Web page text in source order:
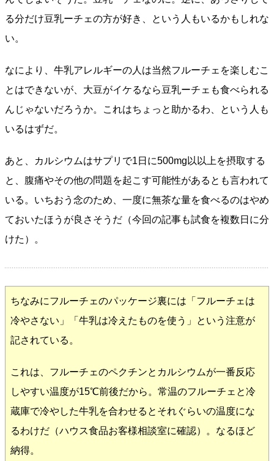
る分だけ豆乳ーチェの方が好き、という人もいるかもしれな
い。
なにより、牛乳アレルギーの人は当然フルーチェを楽しむこ
とはできないが、大豆がイケるなら豆乳ーチェも食べられる
んじゃないだろうか。これはちょっと助かるわ、という人も
いるはずだ。
あと、カルシウムはサプリで1日に500mg以以上を摂取する
と、腹痛やその他の問題を起こす可能性があるとも言われて
いる。いちおう念のため、一度に無茶な量を食べるのはやめ
ておいたほうが良さそうだ（今回の記事も試食を複数日に分
けた）。
ちなみにフルーチェのパッケージ裏には「フルーチェは
冷やさない」「牛乳は冷えたものを使う」という注意が
記されている。
これは、フルーチェのペクチンとカルシウムが一番反応
しやすい温度が15℃前後だから。常温のフルーチェと冷
蔵庫で冷やした牛乳を合わせるとそれぐらいの温度にな
るわけだ（ハウス食品お客様相談室に確認）。なるほど
納得。